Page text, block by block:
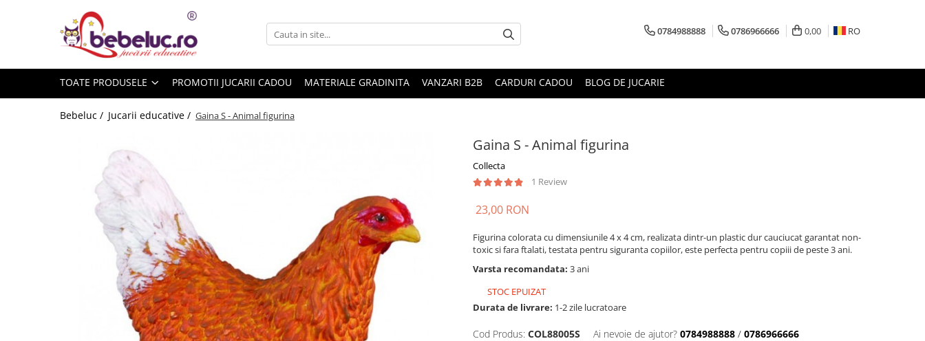
Toate Produsele
Set constructie copii
Seturi Experimente pentru copii
Organele Corpului Uman
Seturi de pictura pentru copii
0784988888 0786966666 0,00 RO
TOATE PRODUSELE PROMOTII JUCARII CADOU MATERIALE GRADINITA VANZARI B2B CARDURI CADOU BLOG DE JUCARIE
Bebeluc / Jucarii educative / Gaina S - Animal figurina
Gaina S - Animal figurina
Collecta
1 Review
23,00 RON
Figurina colorata cu dimensiunile 4 x 4 cm, realizata dintr-un plastic dur cauciucat garantat non-
toxic si fara ftalati, testata pentru siguranta copiilor, este perfecta pentru copiii de peste 3 ani.
Varsta recomandata: 3 ani
STOC EPUIZAT
Durata de livrare: 1-2 zile lucratoare
Cod Produs: COL88005S Ai nevoie de ajutor? 0784988888 / 0786966666